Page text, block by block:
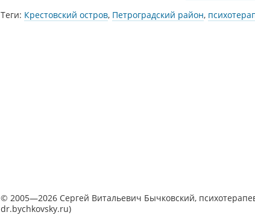
Теги: Крестовский остров, Петроградский район,
© 2005—2026 Сергей Витальевич Бычковский,
dr.bychkovsky.ru)